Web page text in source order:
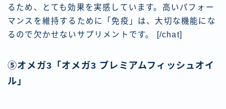
るため、とても効果を実感しています。高いパフォー
マンスを維持するために「免疫」は、大切な機能にな
るので欠かせないサプリメントです。 [/chat]
⑤オメガ3 「 オメガ3 プレミアムフィッシュオイ
ル 」